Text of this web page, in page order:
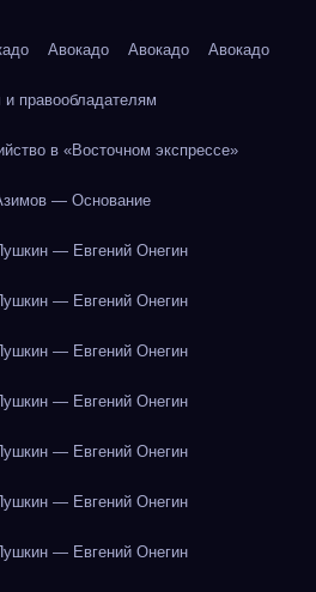
Авокадо Авокадо Авокадо
правообладателям
в «Восточном экспрессе»
— Основание
— Евгений Онегин
— Евгений Онегин
— Евгений Онегин
— Евгений Онегин
— Евгений Онегин
— Евгений Онегин
— Евгений Онегин